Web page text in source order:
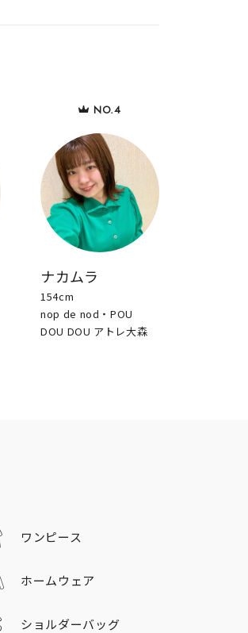
ナカムラ
154cm
nop de nod・POU
DOU DOU アトレ大森
ワンピース
ホームウェア
ショルダーバッグ